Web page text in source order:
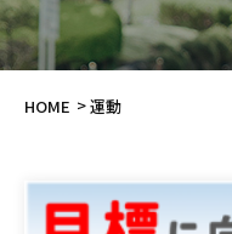
HOME 運動